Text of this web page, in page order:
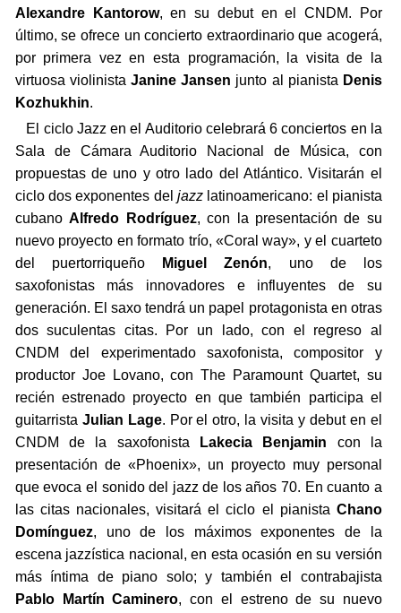
Alexandre Kantorow, en su debut en el CNDM. Por
último, se ofrece un concierto extraordinario que acogerá,
por primera vez en esta programación, la visita de la
virtuosa violinistaJanine Jansen junto al pianista Denis
Kozhukhin.
El ciclo Jazz en el Auditorio celebrará 6 conciertos en la
Sala de Cámara Auditorio Nacional de Música, con
propuestas de uno y otro lado del Atlántico. Visitarán el
ciclo dos exponentes del jazzlatinoamericano: el pianista
cubanoAlfredo Rodríguez, con la presentación de su
nuevo proyecto en formato trío, «Coral way», y el cuarteto
del puertorriqueño
Miguel Zenón, uno de los
saxofonistas más innovadores e influyentes de su
generación. El saxo tendrá un papel protagonista en otras
dos suculentas citas. Por un lado, con el regreso al
CNDM del experimentado saxofonista, compositor y
productor Joe Lovano, con The Paramount Quartet, su
recién estrenado proyecto en que también participa el
guitarrista Julian Lage. Por el otro, la visita y debut en el
CNDM de la saxofonista
Lakecia Benjamin con la
presentación de «Phoenix», un proyecto muy personal
que evoca el sonido del jazz de los años 70. En cuanto a
las citas nacionales, visitará el ciclo el pianista Chano
Domínguez, uno de los máximos exponentes de la
escena jazzística nacional, en esta ocasión en su versión
más íntima de piano solo; y también el contrabajista
Pablo Martín Caminero, con el estreno de su nuevo